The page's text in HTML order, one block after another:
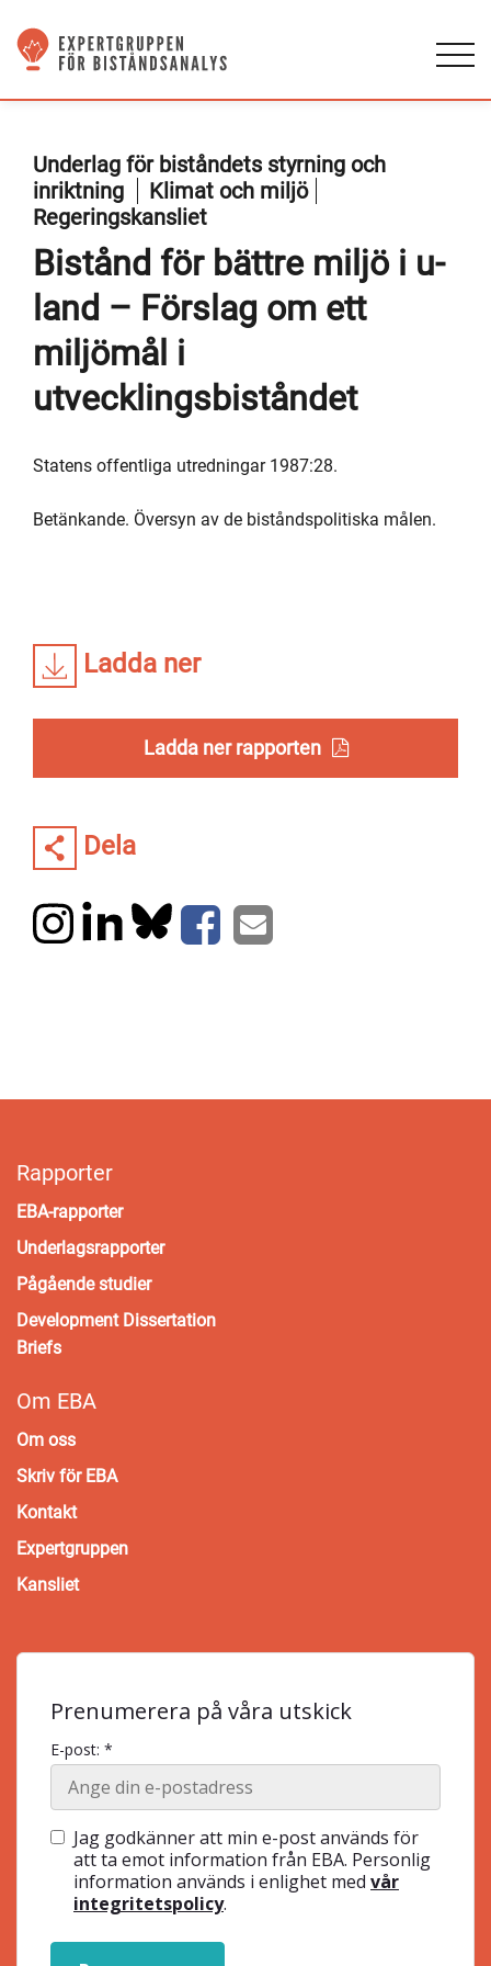
Ladda ner
Ladda ner rapporten
Dela
Underlag för biståndets styrning och
inriktning
Klimat och miljö
Regeringskansliet
Bistånd för bättre miljö i u-
land – Förslag om ett
miljömål i
utvecklingsbiståndet
Statens offentliga utredningar 1987:28.
Betänkande. Översyn av de biståndspolitiska målen.
Rapporter
EBA-rapporter
Underlagsrapporter
Pågående studier
Development Dissertation
Briefs
Om EBA
Om oss
Skriv för EBA
Kontakt
Expertgruppen
Kansliet
Prenumerera på våra utskick
E-post: *
Jag godkänner att min e-post används för
att ta emot information från EBA. Personlig
information används i enlighet med vår
integritetspolicy.